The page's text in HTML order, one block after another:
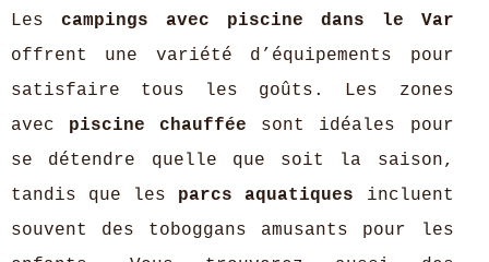
Les campings avec piscine dans le Var
offrent une variété d’équipements pour
satisfaire tous les goûts. Les zones
avec piscine chauffée sont idéales pour
se détendre quelle que soit la saison,
tandis que les parcs aquatiques incluent
souvent des toboggans amusants pour les